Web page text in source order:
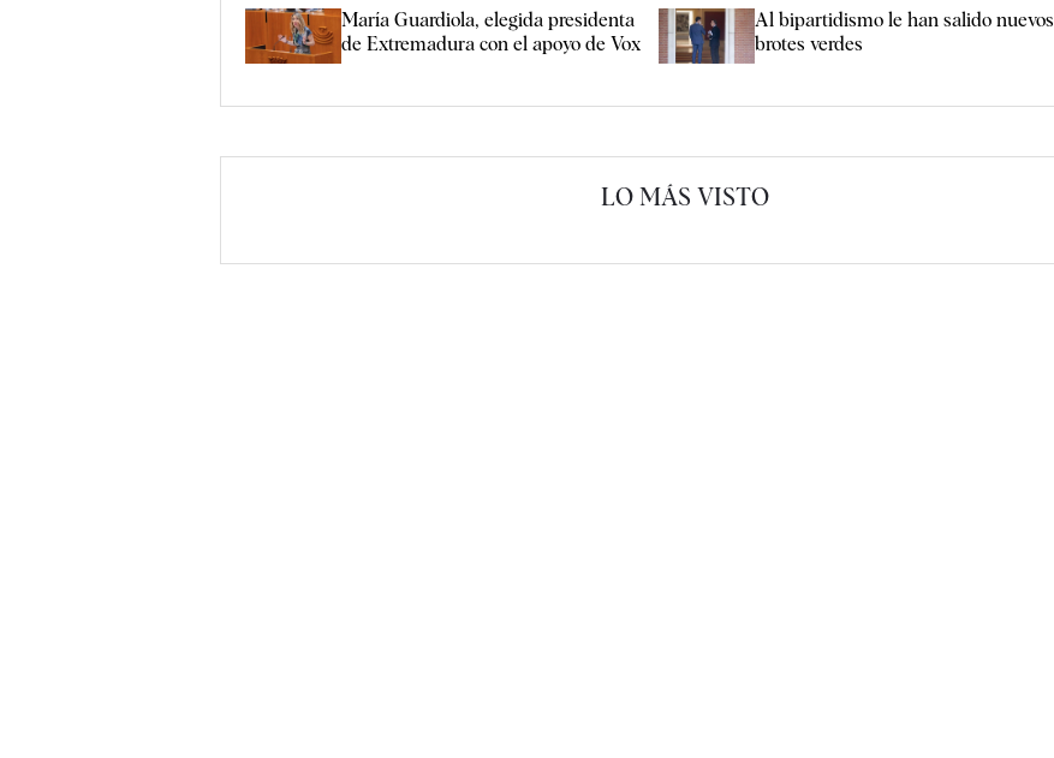
María Guardiola, elegida presidenta
de Extremadura con el apoyo de Vox
Al bipartidismo le han salido nuevos
brotes verdes
LO MÁS VISTO